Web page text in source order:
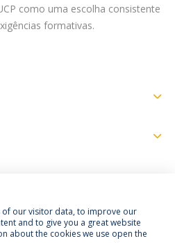
como uma escolha consistente
formativas.
Termos & Condições
of our visitor data, to improve our
and to give you a great website
about the cookies we use open the